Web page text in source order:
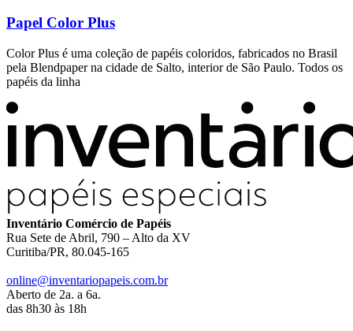
Papel Color Plus
Color Plus é uma coleção de papéis coloridos, fabricados no Brasil
pela Blendpaper na cidade de Salto, interior de São Paulo. Todos os
papéis da linha
Inventário Comércio de Papéis
Rua Sete de Abril, 790 – Alto da XV
Curitiba/PR, 80.045-165
online@inventariopapeis.com.br
Aberto de 2a. a 6a.
das 8h30 às 18h